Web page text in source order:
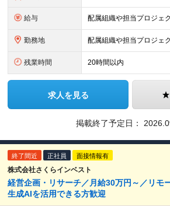
給与
勤務地
残業時間 20時間以内
求人を見る
掲載終了予定日：
終了間近 正社員 面接情報有
株式会社さくらインベスト
経営企画・リサーチ／月給30万円～／リモ
生成AIを活用できる方歓迎